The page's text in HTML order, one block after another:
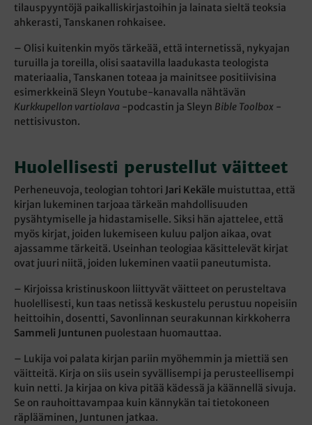
tilauspyyntöjä paikalliskirjastoihin ja lainata sieltä teoksia
ahkerasti, Tanskanen rohkaisee.
– Olisi kuitenkin myös tärkeää, että internetissä, nykyajan
turuilla ja toreilla, olisi saatavilla laadukasta teologista
materiaalia, Tanskanen toteaa ja mainitsee positiivisina
esimerkkeinä Sleyn Youtube-kanavalla nähtävän
Kurkkupellon vartiolava -podcastin ja Sleyn Bible Toolbox -
nettisivuston.
Huolellisesti perustellut väitteet
Perheneuvoja, teologian tohtori Jari Kekäle muistuttaa, että
kirjan lukeminen tarjoaa tärkeän mahdollisuuden
pysähtymiselle ja hidastamiselle. Siksi hän ajattelee, että
myös kirjat, joiden lukemiseen kuluu paljon aikaa, ovat
ajassamme tärkeitä. Useinhan teologiaa käsittelevät kirjat
ovat juuri niitä, joiden lukeminen vaatii paneutumista.
– Kirjoissa kristinuskoon liittyvät väitteet on perusteltava
huolellisesti, kun taas netissä keskustelu perustuu nopeisiin
heittoihin, dosentti, Savonlinnan seurakunnan kirkkoherra
Sammeli Juntunen puolestaan huomauttaa.
– Lukija voi palata kirjan pariin myöhemmin ja miettiä sen
väitteitä. Kirja on siis usein syvällisempi ja perusteellisempi
kuin netti. Ja kirjaa on kiva pitää kädessä ja käännellä sivuja.
Se on rauhoittavampaa kuin kännykän tai tietokoneen
räplääminen, Juntunen jatkaa.